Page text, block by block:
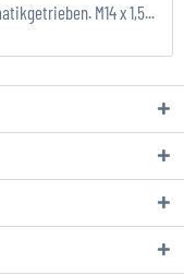
M14 x 1,5...